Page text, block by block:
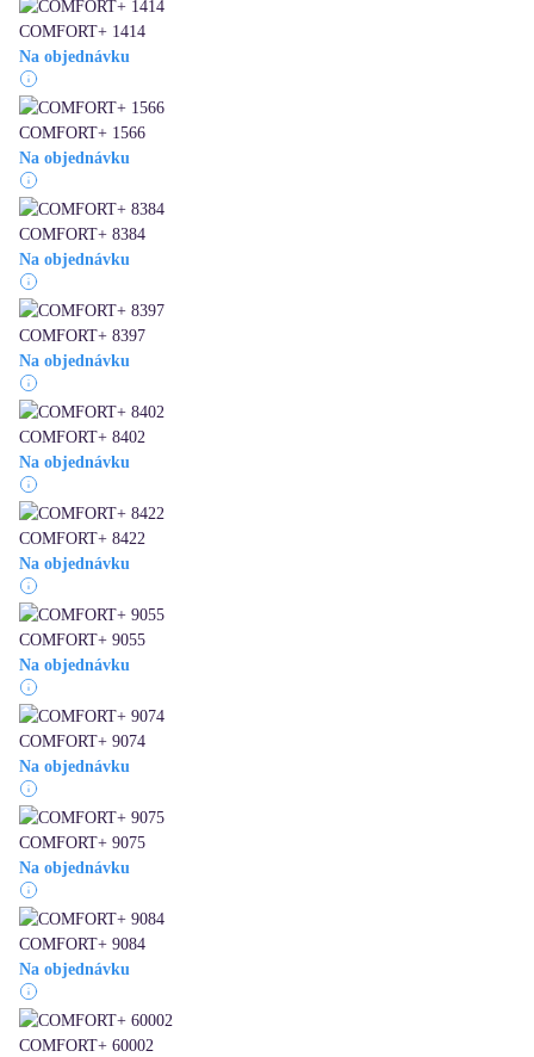
COMFORT+ 1414
Na objednávku
COMFORT+ 1566
Na objednávku
COMFORT+ 8384
Na objednávku
COMFORT+ 8397
Na objednávku
COMFORT+ 8402
Na objednávku
COMFORT+ 8422
Na objednávku
COMFORT+ 9055
Na objednávku
COMFORT+ 9074
Na objednávku
COMFORT+ 9075
Na objednávku
COMFORT+ 9084
Na objednávku
COMFORT+ 60002